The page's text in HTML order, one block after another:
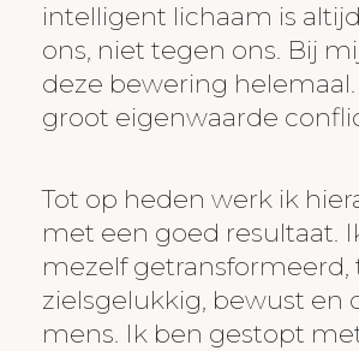
intelligent lichaam is
ons, niet tegen ons. Bij
deze bewering
groot eigenwaarde
Tot op heden werk ik
met een goed resultaat.
mezelf getransformeerd,
zielsgelukkig, bewust en
mens. Ik ben gestopt